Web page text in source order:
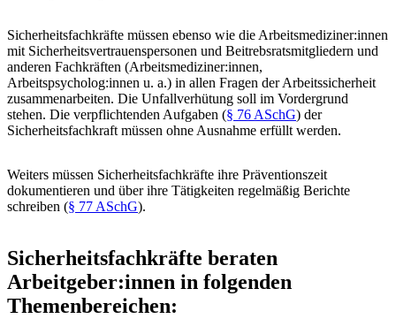
Sicherheitsfachkräfte müssen ebenso wie die Arbeitsmediziner:innen
mit Sicherheitsvertrauenspersonen und Beitrebsratsmitgliedern und
anderen Fachkräften (Arbeitsmediziner:innen,
Arbeitspsycholog:innen u. a.) in allen Fragen der Arbeitssicherheit
zusammenarbeiten. Die Unfallverhütung soll im Vordergrund
stehen. Die verpflichtenden Aufgaben (§ 76 ASchG) der
Sicherheitsfachkraft müssen ohne Ausnahme erfüllt werden.
Weiters müssen Sicherheitsfachkräfte ihre Präventionszeit
dokumentieren und über ihre Tätigkeiten regelmäßig Berichte
schreiben (§ 77 ASchG).
Sicherheitsfachkräfte beraten
Arbeitgeber:innen in folgenden
Themenbereichen: